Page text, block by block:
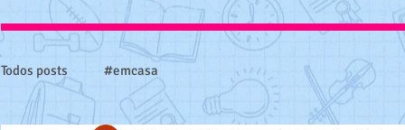
Todos posts #emcasa